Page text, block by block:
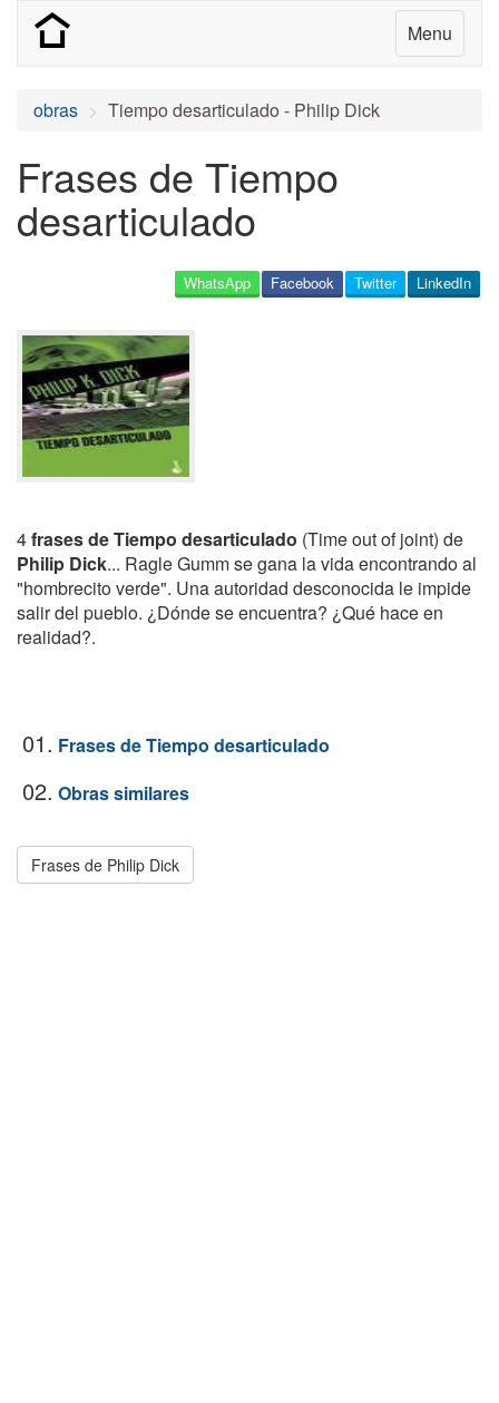
Menu
obras Tiempo desarticulado - Philip Dick
Frases de Tiempo
desarticulado
LinkedIn
Twitter
Facebook
WhatsApp
4frases de Tiempo desarticulado (Time out of joint) de
Philip Dick... Ragle Gumm se gana la vida encontrando al
"hombrecito verde". Una autoridad desconocida le impide
salir del pueblo. ¿Dónde se encuentra? ¿Qué hace en
realidad?.
01. Frases de Tiempo desarticulado
02. Obras similares
Frases de Philip Dick